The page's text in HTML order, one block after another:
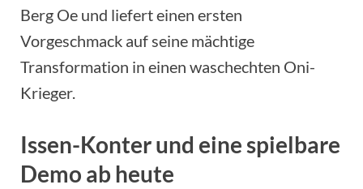
Berg Oe und liefert einen ersten
Vorgeschmack auf seine mächtige
Transformation in einen waschechten Oni-
Krieger.
Issen-Konter und eine spielbare
Demo ab heute